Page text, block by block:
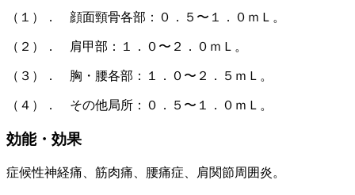
（１）． 顔面頸骨各部：０．５〜１．０ｍＬ。
（２）． 肩甲部：１．０〜２．０ｍＬ。
（３）． 胸・腰各部：１．０〜２．５ｍＬ。
（４）． その他局所：０．５〜１．０ｍＬ。
効能・効果
症候性神経痛、筋肉痛、腰痛症、肩関節周囲炎。